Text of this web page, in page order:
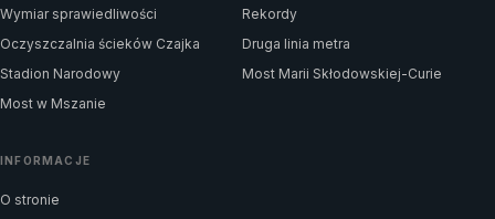
Wymiar sprawiedliwości
Rekordy
Oczyszczalnia ścieków Czajka
Druga linia metra
Stadion Narodowy
Most Marii Skłodowskiej-Curie
Most w Mszanie
INFORMACJE
O stronie